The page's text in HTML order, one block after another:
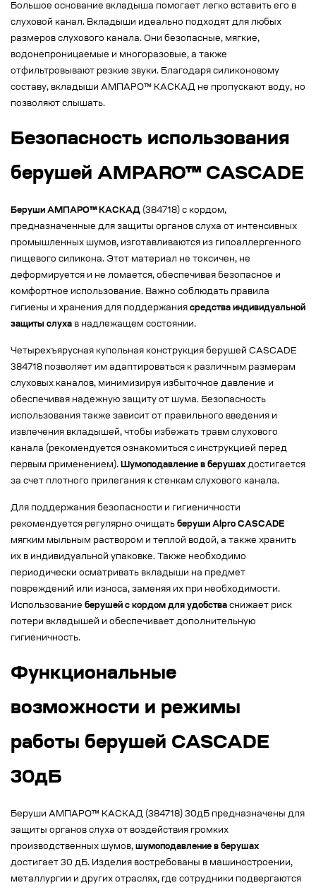
Большое основание вкладыша помогает легко вставить его в
слуховой канал. Вкладыши идеально подходят для любых
размеров слухового канала. Они безопасные, мягкие,
водонепроницаемые и многоразовые, а также
отфильтровывают резкие звуки. Благодаря силиконовому
составу, вкладыши АМПАРО™ КАСКАД не пропускают воду, но
позволяют слышать.
Безопасность использования
берушей AMPARO™ CASCADE
Беруши АМПАРО™ КАСКАД (384718) с кордом,
предназначенные для защиты органов слуха от интенсивных
промышленных шумов, изготавливаются из гипоаллергенного
пищевого силикона. Этот материал не токсичен, не
деформируется и не ломается, обеспечивая безопасное и
комфортное использование. Важно соблюдать правила
гигиены и хранения для поддержания средства индивидуальной
защиты слуха в надлежащем состоянии.
Четырехъярусная купольная конструкция берушей CASCADE
384718 позволяет им адаптироваться к различным размерам
слуховых каналов, минимизируя избыточное давление и
обеспечивая надежную защиту от шума. Безопасность
использования также зависит от правильного введения и
извлечения вкладышей, чтобы избежать травм слухового
канала (рекомендуется ознакомиться с инструкцией перед
первым применением). Шумоподавление в берушах достигается
за счет плотного прилегания к стенкам слухового канала.
Для поддержания безопасности и гигиеничности
рекомендуется регулярно очищать беруши Alpro CASCADE
мягким мыльным раствором и теплой водой, а также хранить
их в индивидуальной упаковке. Также необходимо
периодически осматривать вкладыши на предмет
повреждений или износа, заменяя их при необходимости.
Использование берушей с кордом для удобства снижает риск
потери вкладышей и обеспечивает дополнительную
гигиеничность.
Функциональные
возможности и режимы
работы берушей CASCADE
30дБ
Беруши АМПАРО™ КАСКАД (384718) 30дБ предназначены для
защиты органов слуха от воздействия громких
производственных шумов, шумоподавление в берушах
достигает 30 дБ. Изделия востребованы в машиностроении,
металлургии и других отраслях, где сотрудники подвергаются